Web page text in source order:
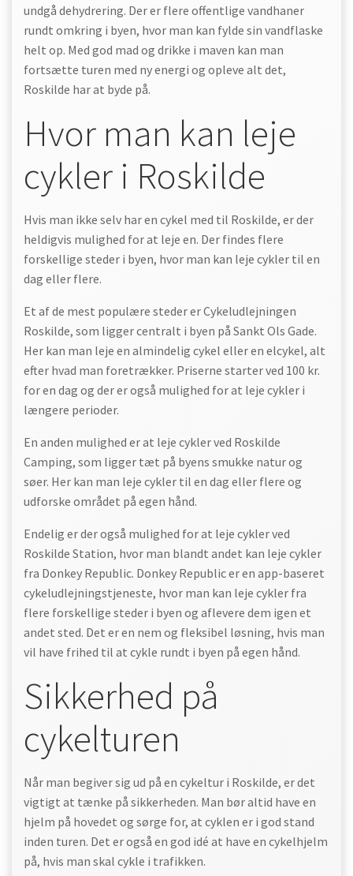
undgå dehydrering. Der er flere offentlige vandhaner
rundt omkring i byen, hvor man kan fylde sin vandflaske
helt op. Med god mad og drikke i maven kan man
fortsætte turen med ny energi og opleve alt det,
Roskilde har at byde på.
Hvor man kan leje
cykler i Roskilde
Hvis man ikke selv har en cykel med til Roskilde, er der
heldigvis mulighed for at leje en. Der findes flere
forskellige steder i byen, hvor man kan leje cykler til en
dag eller flere.
Et af de mest populære steder er Cykeludlejningen
Roskilde, som ligger centralt i byen på Sankt Ols Gade.
Her kan man leje en almindelig cykel eller en elcykel, alt
efter hvad man foretrækker. Priserne starter ved 100 kr.
for en dag og der er også mulighed for at leje cykler i
længere perioder.
En anden mulighed er at leje cykler ved Roskilde
Camping, som ligger tæt på byens smukke natur og
søer. Her kan man leje cykler til en dag eller flere og
udforske området på egen hånd.
Endelig er der også mulighed for at leje cykler ved
Roskilde Station, hvor man blandt andet kan leje cykler
fra Donkey Republic. Donkey Republic er en app-baseret
cykeludlejningstjeneste, hvor man kan leje cykler fra
flere forskellige steder i byen og aflevere dem igen et
andet sted. Det er en nem og fleksibel løsning, hvis man
vil have frihed til at cykle rundt i byen på egen hånd.
Sikkerhed på
cykelturen
Når man begiver sig ud på en cykeltur i Roskilde, er det
vigtigt at tænke på sikkerheden. Man bør altid have en
hjelm på hovedet og sørge for, at cyklen er i god stand
inden turen. Det er også en god idé at have en cykelhjelm
på, hvis man skal cykle i trafikken.